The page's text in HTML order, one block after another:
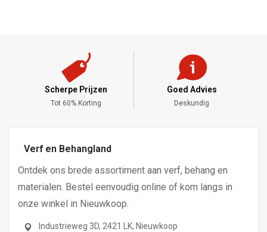
Scherpe Prijzen
Tot 60% Korting
Goed Advies
Deskundig
Verf en Behangland
Ontdek ons brede assortiment aan verf, behang en
materialen. Bestel eenvoudig online of kom langs in
onze winkel in Nieuwkoop.
Industrieweg 3D, 2421 LK, Nieuwkoop